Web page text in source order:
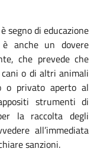
segno di educazione
anche un dovere
che prevede che
o di altri animali
o privato aperto al
strumenti di
la raccolta degli
all’immediata
sanzioni.